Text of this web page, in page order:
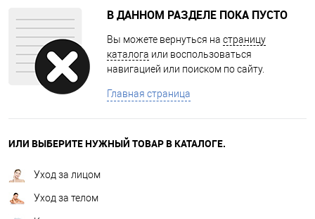
В ДАННОМ РАЗДЕЛЕ ПОКА ПУСТО
Вы можете вернуться на страницу
каталога или воспользоваться
навигацией или поиском по сайту.
Главная страница
ИЛИ ВЫБЕРИТЕ НУЖНЫЙ ТОВАР В КАТАЛОГЕ.
Уход за лицом
Уход за телом